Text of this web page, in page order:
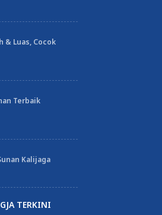
& Luas, Cocok
Terbaik
Kalijaga
TERKINI